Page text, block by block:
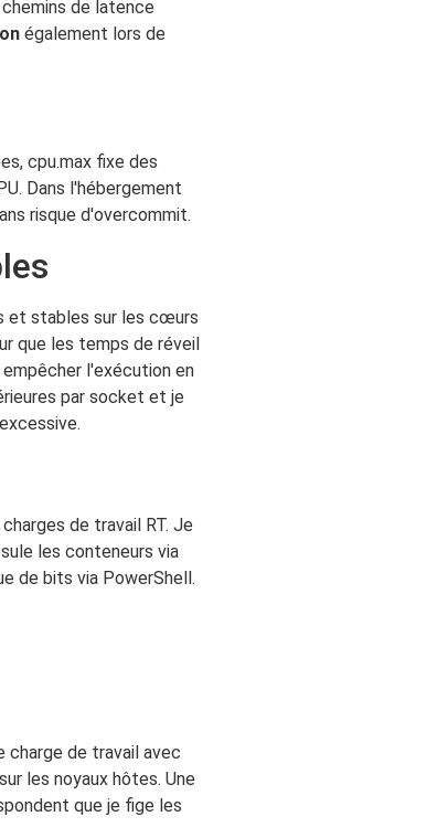
de latence
également lors de
cpu.max fixe des
Dans l'hébergement
risque d'overcommit.
et stables sur les cœurs
que les temps de réveil
l'exécution en
par socket et je
de travail RT. Je
les conteneurs via
de bits via PowerShell.
de travail avec
les noyaux hôtes. Une
que je fige les